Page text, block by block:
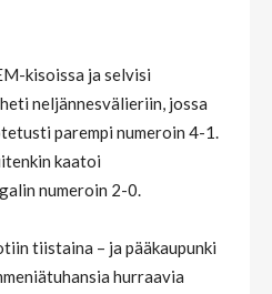
kisoissa ja selvisi
neljännesvälieriin, jossa
parempi numeroin 4-1.
kaatoi
numeroin 2-0.
tiistaina – ja pääkaupunki
hurraavia